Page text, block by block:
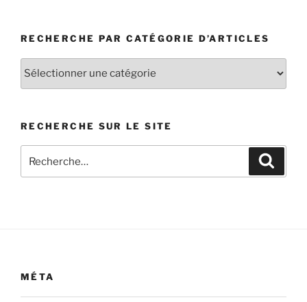
RECHERCHE PAR CATÉGORIE D’ARTICLES
Recherche
RECHERCHE SUR LE SITE
pour
MÉTA